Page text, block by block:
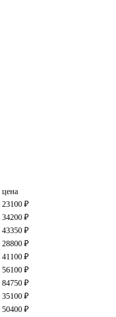
цена
23100 ₽
34200 ₽
43350 ₽
28800 ₽
41100 ₽
56100 ₽
84750 ₽
35100 ₽
50400 ₽